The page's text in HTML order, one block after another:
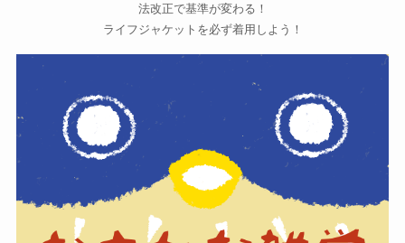
法改正で基準が変わる！
ライフジャケットを必ず着用しよう！